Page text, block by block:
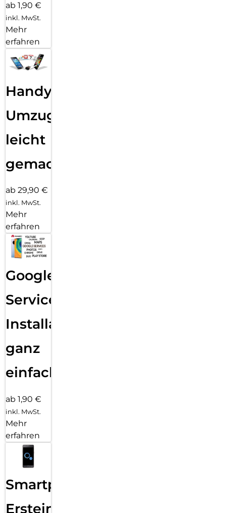
ab 1,90 €
inkl. MwSt.
Mehr
erfahren
Handy
Umzug
leicht
gemacht!
ab 29,90 €
inkl. MwSt.
Mehr
erfahren
Google
Services
Installation
ganz
einfach
ab 1,90 €
inkl. MwSt.
Mehr
erfahren
Smartphone
Ersteinrichtung